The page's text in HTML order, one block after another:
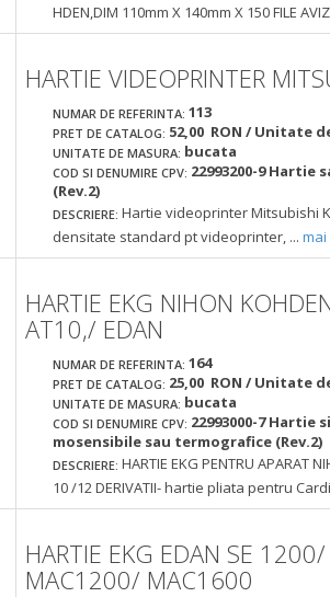
HDEN,DIM 110mm X 140mm X 150 FILE
HARTIE VIDEOPRINTER
NUMAR DE REFERINTA: 113
PRET DE CATALOG: 52,00 RON / Unitate
UNITATE DE MASURA: bucata
COD SI DENUMIRE CPV: 22993200-9
(Rev.2)
DESCRIERE: Hartie videoprinter Mitsubishi
densitate standard pt videoprinter, ...
HARTIE EKG NIHON
AT10,/ EDAN
NUMAR DE REFERINTA: 164
PRET DE CATALOG: 25,00 RON / Unitate
UNITATE DE MASURA: bucata
COD SI DENUMIRE CPV: 22993000-7
mosensibile sau termografice (Rev.2)
DESCRIERE: HARTIE EKG PENTRU APARAT
10 /12 DERIVATII- hartie pliata pentru
HARTIE EKG EDAN SE
MAC1200/ MAC1600